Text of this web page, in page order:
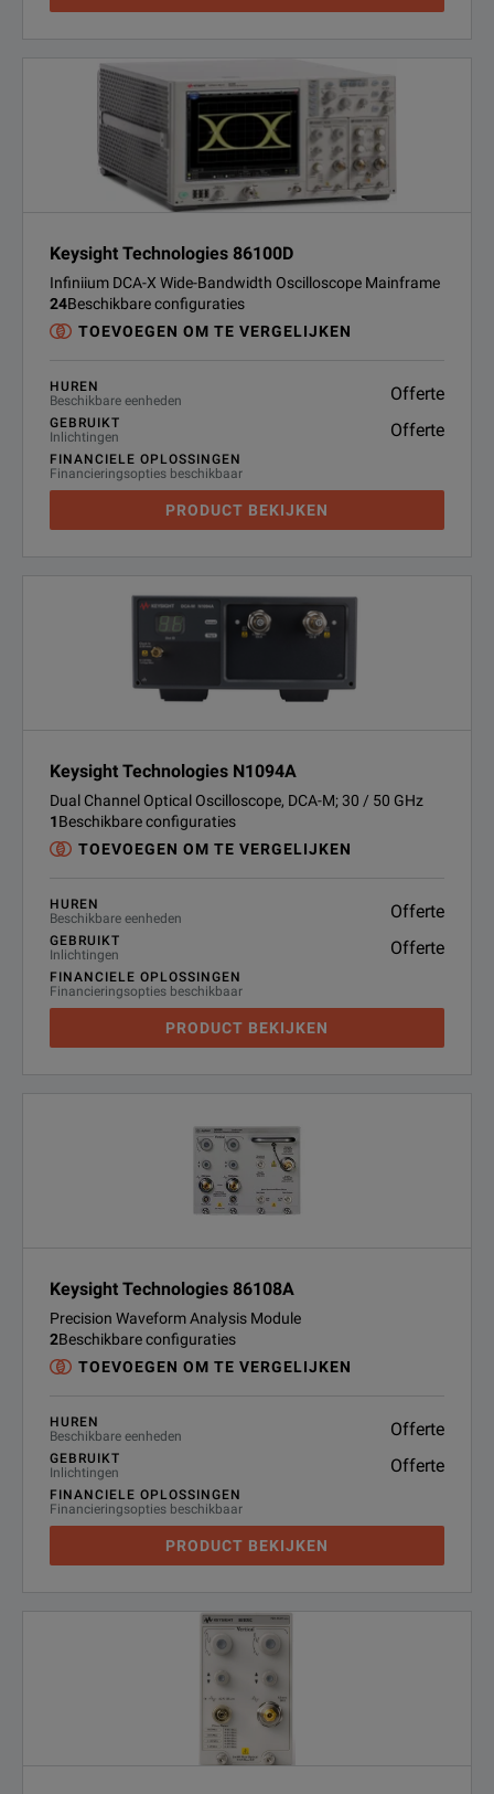
Keysight Technologies 86100D
Infiniium DCA-X Wide-Bandwidth Oscilloscope Mainframe
24Beschikbare configuraties
TOEVOEGEN OM TE VERGELIJKEN
HUREN
Beschikbare eenheden
Offerte
GEBRUIKT
Inlichtingen
Offerte
FINANCIELE OPLOSSINGEN
Financieringsopties beschikbaar
PRODUCT BEKIJKEN
Keysight Technologies N1094A
Dual Channel Optical Oscilloscope, DCA-M; 30 / 50 GHz
1Beschikbare configuraties
TOEVOEGEN OM TE VERGELIJKEN
HUREN
Beschikbare eenheden
Offerte
GEBRUIKT
Inlichtingen
Offerte
FINANCIELE OPLOSSINGEN
Financieringsopties beschikbaar
PRODUCT BEKIJKEN
Keysight Technologies 86108A
Precision Waveform Analysis Module
2Beschikbare configuraties
TOEVOEGEN OM TE VERGELIJKEN
HUREN
Beschikbare eenheden
Offerte
GEBRUIKT
Inlichtingen
Offerte
FINANCIELE OPLOSSINGEN
Financieringsopties beschikbaar
PRODUCT BEKIJKEN